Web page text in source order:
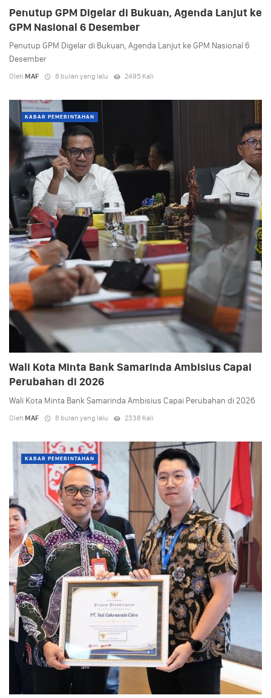
Penutup GPM Digelar di Bukuan, Agenda Lanjut ke
GPM Nasional 6 Desember
Penutup GPM Digelar di Bukuan, Agenda Lanjut ke GPM Nasional 6
Desember
Oleh MAF 8 bulan yang lalu 2495 Kali
KABAR PEMERINTAHAN
Wali Kota Minta Bank Samarinda Ambisius Capai
Perubahan di 2026
Wali Kota Minta Bank Samarinda Ambisius Capai Perubahan di 2026
Oleh MAF 8 bulan yang lalu 2338 Kali
KABAR PEMERINTAHAN